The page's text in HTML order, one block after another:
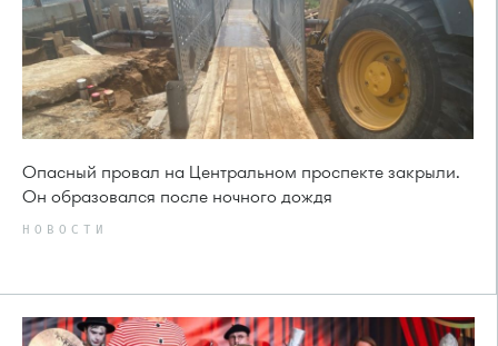
Опасный провал на Центральном проспекте закрыли.
Он образовался после ночного дождя
НОВОСТИ